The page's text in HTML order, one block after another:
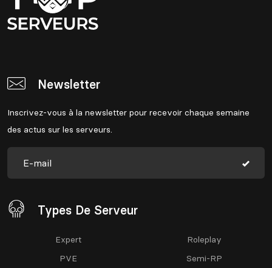
Newsletter
Inscrivez-vous à la newsletter pour recevoir chaque semaine
des actus sur les serveurs.
Types De Serveur
Expert
PVE
Roleplay
Semi-RP